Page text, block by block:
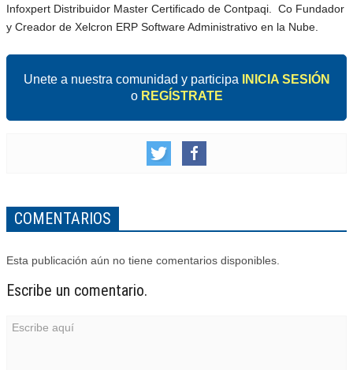
Infoxpert Distribuidor Master Certificado de Contpaqi. Co Fundador
y Creador de Xelcron ERP Software Administrativo en la Nube.
Unete a nuestra comunidad y participa
INICIA SESIÓN
o REGÍSTRATE
COMENTARIOS
Esta publicación aún no tiene comentarios disponibles.
Escribe un comentario.